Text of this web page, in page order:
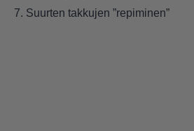
7. Suurten takkujen ”repiminen”